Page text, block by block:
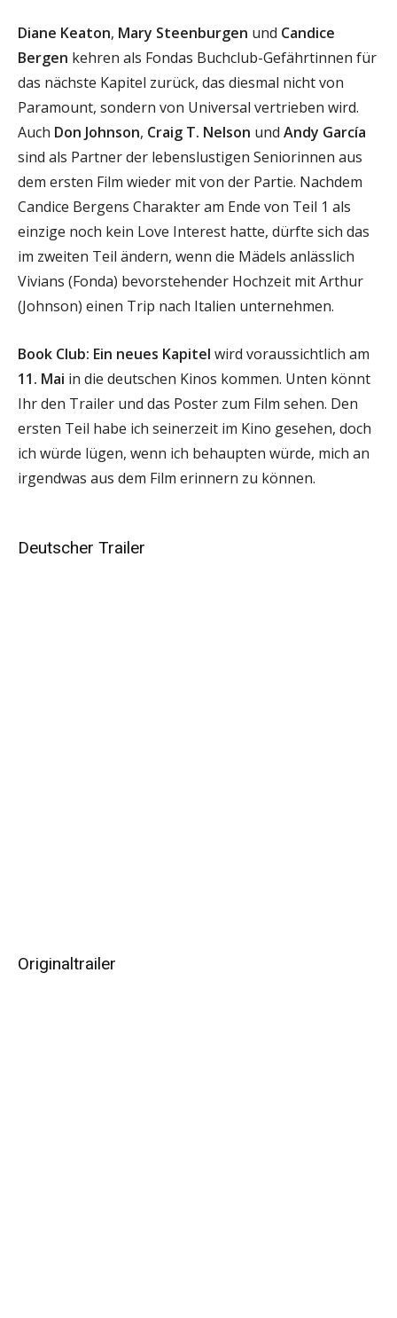
Diane Keaton, Mary Steenburgen und Candice
Bergen kehren als Fondas Buchclub-Gefährtinnen für
das nächste Kapitel zurück, das diesmal nicht von
Paramount, sondern von Universal vertrieben wird.
Auch Don Johnson, Craig T. Nelson und Andy García
sind als Partner der lebenslustigen Seniorinnen aus
dem ersten Film wieder mit von der Partie. Nachdem
Candice Bergens Charakter am Ende von Teil 1 als
einzige noch kein Love Interest hatte, dürfte sich das
im zweiten Teil ändern, wenn die Mädels anlässlich
Vivians (Fonda) bevorstehender Hochzeit mit Arthur
(Johnson) einen Trip nach Italien unternehmen.
Book Club: Ein neues Kapitel wird voraussichtlich am
11. Mai in die deutschen Kinos kommen. Unten könnt
Ihr den Trailer und das Poster zum Film sehen. Den
ersten Teil habe ich seinerzeit im Kino gesehen, doch
ich würde lügen, wenn ich behaupten würde, mich an
irgendwas aus dem Film erinnern zu können.
Deutscher Trailer
Originaltrailer